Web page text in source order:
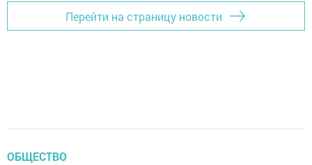
Перейти на страницу новости
ОБЩЕСТВО